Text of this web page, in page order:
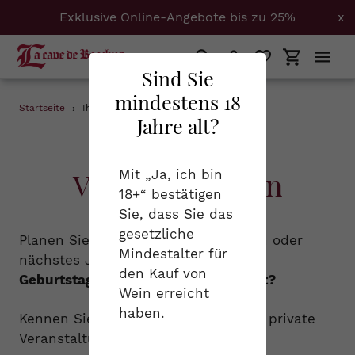
Sind Sie
mindestens 18
Jahre alt?
Mit „Ja, ich bin
18+“ bestätigen
Sie, dass Sie das
gesetzliche
Mindestalter für
den Kauf von
Wein erreicht
haben.
Direkt
Exklusive Online-Angebote bis zu 25% x
Einloggen
Startseite › Ihre private Veranstaltungen
Veranstaltungen
Planen Sie in den nächsten Monaten oder
nächstes Jahr eineFamilienfeier
Geburtstagsparty oder eine Hochzeit?
Kennen Sie schon unser Angebot für private
Veranstaltungen?